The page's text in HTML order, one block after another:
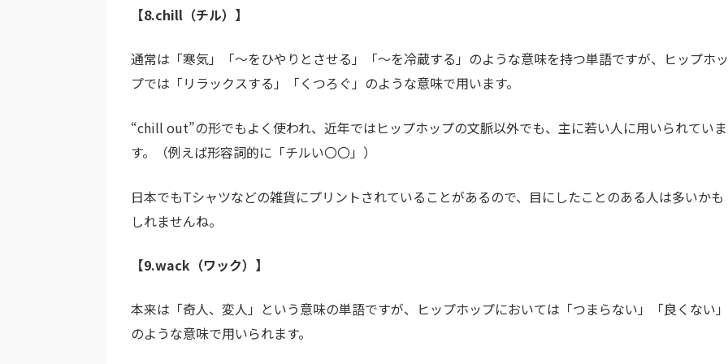
【8.chill（チル）】
通常は「寒気」「～をひやりとさせる」「～を冷蔵する」のような意味を持つ単語ですが、ヒップホッ
プでは「リラックスする」「くつろぐ」のような意味で用います。
“chill out”の形でもよく使われ、近年ではヒップホップの文脈以外でも、主に若い人に用いられていま
す。（例えば形容詞的に「チルい〇〇」）
日本でもTシャツなどの雑貨にプリントされていることがあるので、目にしたことのある人は多いかも
しれませんね。
【9.wack（ワック）】
本来は「奇人、変人」という意味の単語ですが、ヒップホップにおいては「つまらない」「良くない」
のような意味で用いられます。